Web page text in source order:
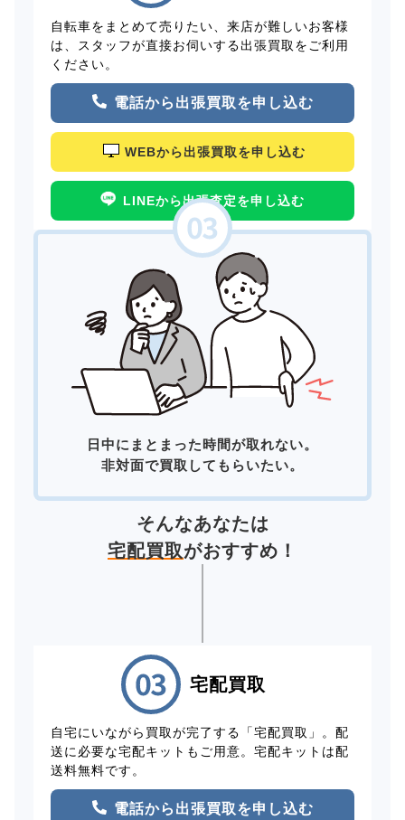
自転車をまとめて売りたい、来店が難しいお客様
は、スタッフが直接お伺いする出張買取をご利用
ください。
電話から出張買取を申し込む
WEBから出張買取を申し込む
LINEから出張査定を申し込む
日中にまとまった時間が取れない。
非対面で買取してもらいたい。
そんなあなたは
宅配買取がおすすめ！
宅配買取
自宅にいながら買取が完了する「宅配買取」。配
送に必要な宅配キットもご用意。宅配キットは配
送料無料です。
電話から出張買取を申し込む